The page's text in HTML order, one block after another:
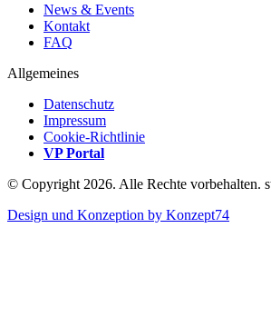
News & Events
Kontakt
FAQ
Allgemeines
Datenschutz
Impressum
Cookie-Richtlinie
VP Portal
© Copyright 2026. Alle Rechte vorbehalten.
Design und Konzeption by Konzept74